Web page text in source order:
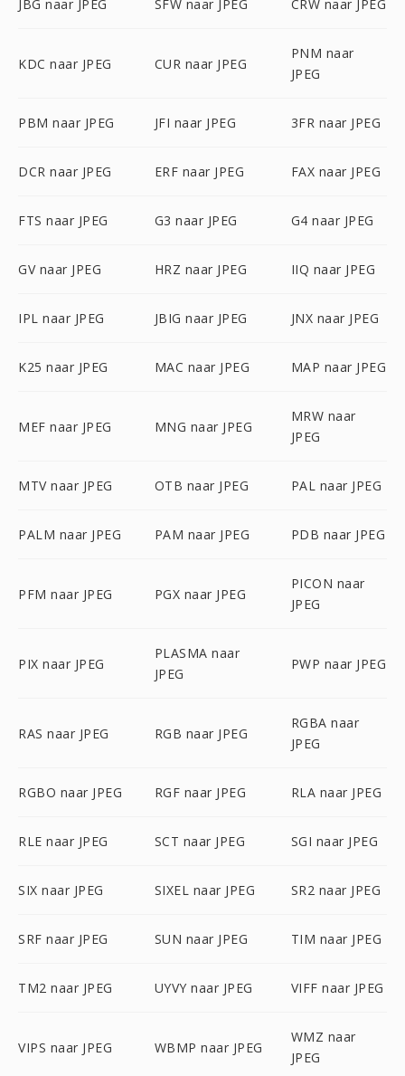
JBG naar JPEG SFW naar JPEG CRW naar JPEG
KDC naar JPEG CUR naar JPEG
PNM naar
JPEG
PBM naar JPEG JFI naar JPEG 3FR naar JPEG
DCR naar JPEG ERF naar JPEG FAX naar JPEG
FTS naar JPEG G3 naar JPEG G4 naar JPEG
GV naar JPEG HRZ naar JPEG IIQ naar JPEG
IPL naar JPEG JBIG naar JPEG JNX naar JPEG
K25 naar JPEG MAC naar JPEG MAP naar JPEG
MEF naar JPEG MNG naar JPEG
MRW naar
JPEG
MTV naar JPEG OTB naar JPEG PAL naar JPEG
PALM naar JPEG PAM naar JPEG PDB naar JPEG
PFM naar JPEG PGX naar JPEG
PICON naar
JPEG
PIX naar JPEG
PLASMA naar
JPEG
PWP naar JPEG
RAS naar JPEG RGB naar JPEG
RGBA naar
JPEG
RGBO naar JPEG RGF naar JPEG RLA naar JPEG
RLE naar JPEG SCT naar JPEG SGI naar JPEG
SIX naar JPEG SIXEL naar JPEG SR2 naar JPEG
SRF naar JPEG SUN naar JPEG TIM naar JPEG
TM2 naar JPEG UYVY naar JPEG VIFF naar JPEG
VIPS naar JPEG WBMP naar JPEG
WMZ naar
JPEG